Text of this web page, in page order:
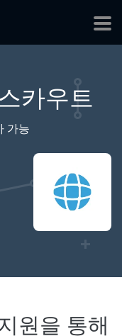
카우트
가능
원을 통해